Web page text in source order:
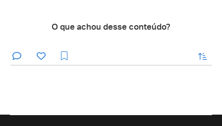
O que achou desse conteúdo?
enviar